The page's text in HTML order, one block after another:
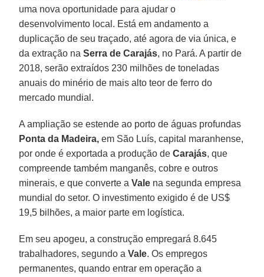
uma nova oportunidade para ajudar o
desenvolvimento local. Está em andamento a
duplicação de seu traçado, até agora de via única, e
da extração naSerra de Carajás, no Pará. A partir de
2018, serão extraídos 230 milhões de toneladas
anuais do minério de mais alto teor de ferro do
mercado mundial.
A ampliação se estende ao porto de águas profundas
Ponta da Madeira, em São Luís, capital maranhense,
por onde é exportada a produção deCarajás, que
compreende também manganês, cobre e outros
minerais, e que converte aVale na segunda empresa
mundial do setor. O investimento exigido é de US$
19,5 bilhões, a maior parte em logística.
Em seu apogeu, a construção empregará 8.645
trabalhadores, segundo aVale. Os empregos
permanentes, quando entrar em operação a